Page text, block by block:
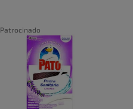
Patrocinado